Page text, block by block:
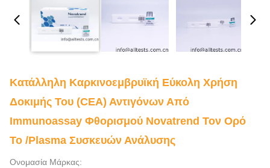
Κατάλληλη Καρκινοεμβρυϊκή Εύκολη Χρήση
Δοκιμής Του (CEA) Αντιγόνων Από
Immunoassay Φθορισμού Novatrend Τον Ορό
Το /Plasma Συσκευών Ανάλυσης
Ονομασία Μάρκας: